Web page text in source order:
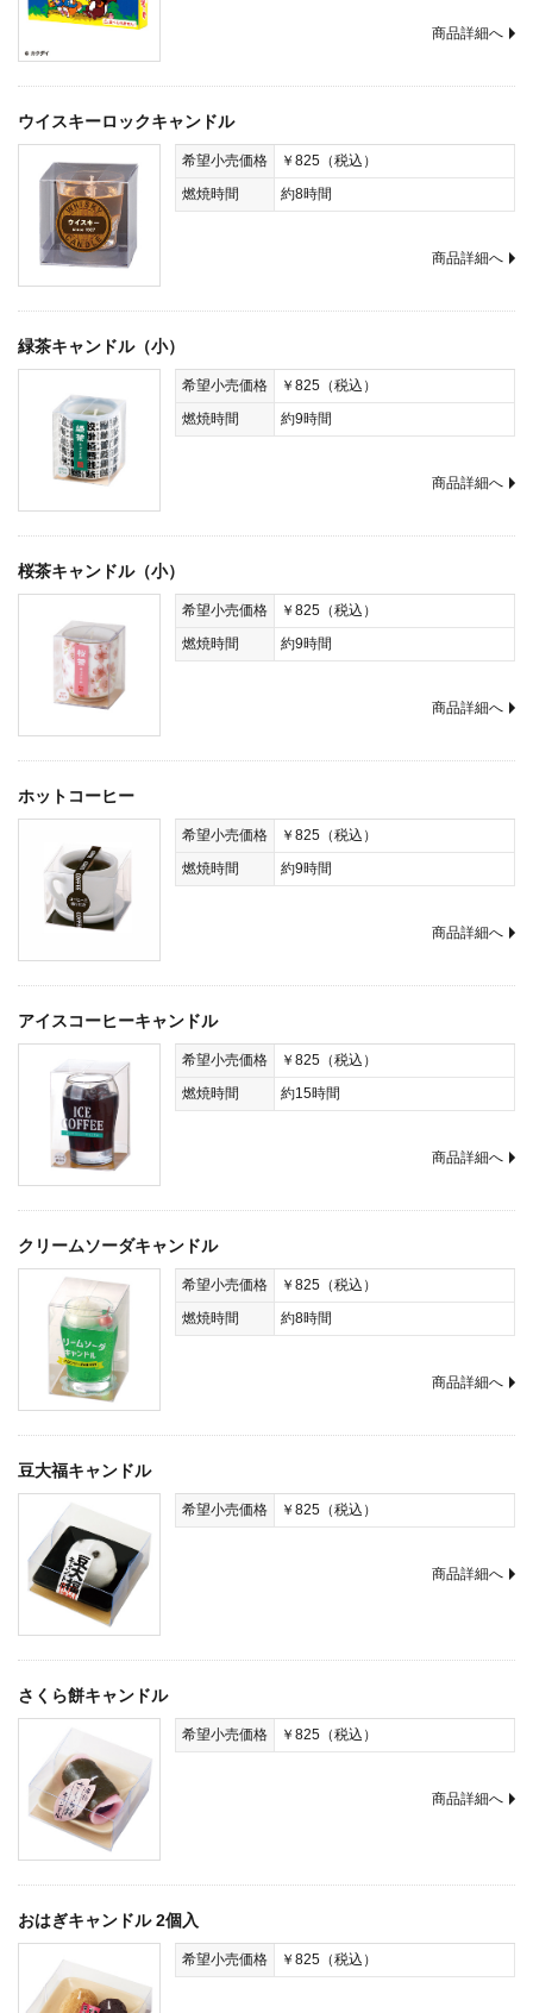
商品詳細へ
ウイスキーロックキャンドル
希望小売価格
￥825（税込）
燃焼時間
約8時間
商品詳細へ
緑茶キャンドル（小）
希望小売価格
￥825（税込）
燃焼時間
約9時間
商品詳細へ
桜茶キャンドル（小）
希望小売価格
￥825（税込）
燃焼時間
約9時間
商品詳細へ
ホットコーヒー
希望小売価格
￥825（税込）
燃焼時間
約9時間
商品詳細へ
アイスコーヒーキャンドル
希望小売価格
￥825（税込）
燃焼時間
約15時間
商品詳細へ
クリームソーダキャンドル
希望小売価格
￥825（税込）
燃焼時間
約8時間
商品詳細へ
豆大福キャンドル
希望小売価格 ￥825（税込）
商品詳細へ
さくら餅キャンドル
希望小売価格 ￥825（税込）
商品詳細へ
おはぎキャンドル 2個入
希望小売価格 ￥825（税込）